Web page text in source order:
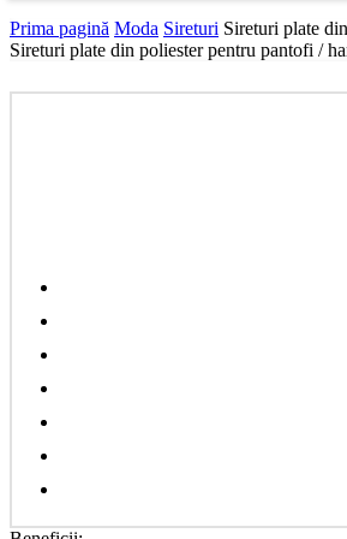
Prima pagină Moda Sireturi Sireturi plate
Sireturi plate din poliester pentru pantofi /